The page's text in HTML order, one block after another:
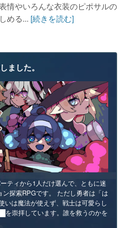
情やいろんな衣装のピポサルの
める... [続きを読む]
ました。
ティから1人だけ選んで、ともに迷
探索RPGです。 ただし勇者は「は
いは魔法が使えず、戦士は可愛らし
を崇拝しています。誰を救うのかを